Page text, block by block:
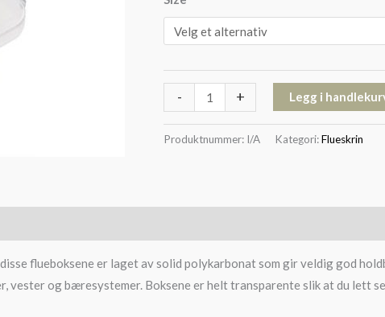
- + Legg i
Produktnummer: I/A Kategori:Flueskrin
flueboksene er laget av solid polykarbonat som gir veldig god
vester og bæresystemer. Boksene er helt transparente slik at du lett